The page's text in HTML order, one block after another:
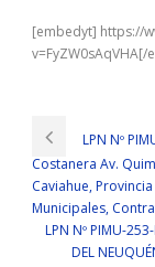
[embedyt] https://
v=FyZW0sAqVHA[/
LPN Nº
Costanera Av.
Caviahue,
Municipales,
LPN Nº PIMU-
DEL